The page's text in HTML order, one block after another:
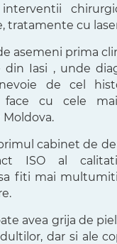
tratamente cu laser
asemeni prima
din Iasi , unde
de cel
cu cele
Moldova.
cabinet de
ISO al
fiti mai
avea grija de
dar si ale